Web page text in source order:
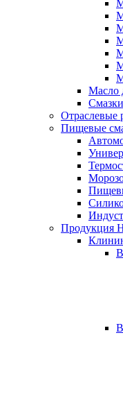
Масло
Отраслевые
Пищевые
Продукция